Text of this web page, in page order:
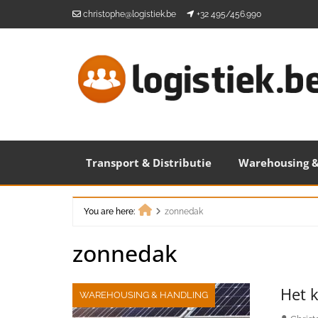
christophe@logistiek.be +32 495/456.990
Transport & Distributie Warehousing
You are here:
zonnedak
zonnedak
WAREHOUSING & HANDLING Het